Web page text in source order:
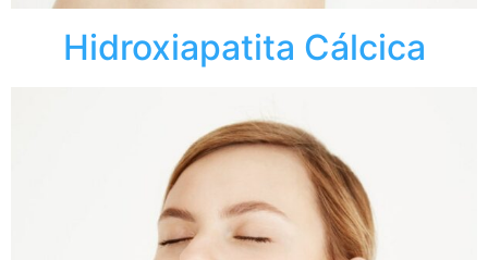
Hidroxiapatita Cálcica